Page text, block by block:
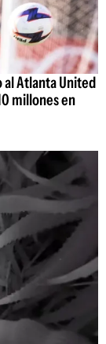
al Atlanta United
millones en